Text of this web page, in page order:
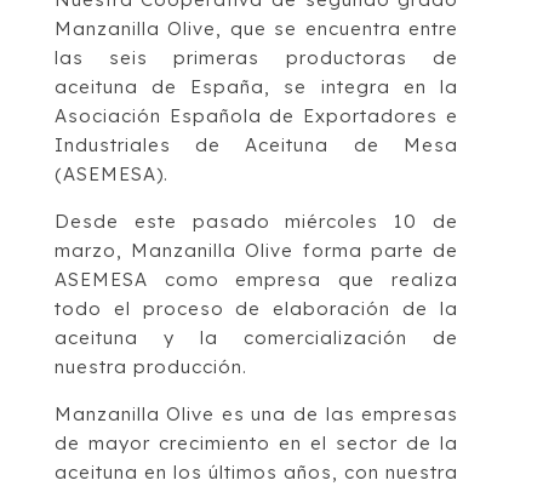
Manzanilla Olive, que se encuentra entre
las seis primeras productoras de
aceituna de España, se integra en la
Asociación Española de Exportadores e
Industriales de Aceituna de Mesa
(ASEMESA).
Desde este pasado miércoles 10 de
marzo, Manzanilla Olive forma parte de
ASEMESA como empresa que realiza
todo el proceso de elaboración de la
aceituna y la comercialización de
nuestra producción.
Manzanilla Olive es una de las empresas
de mayor crecimiento en el sector de la
aceituna en los últimos años, con nuestra